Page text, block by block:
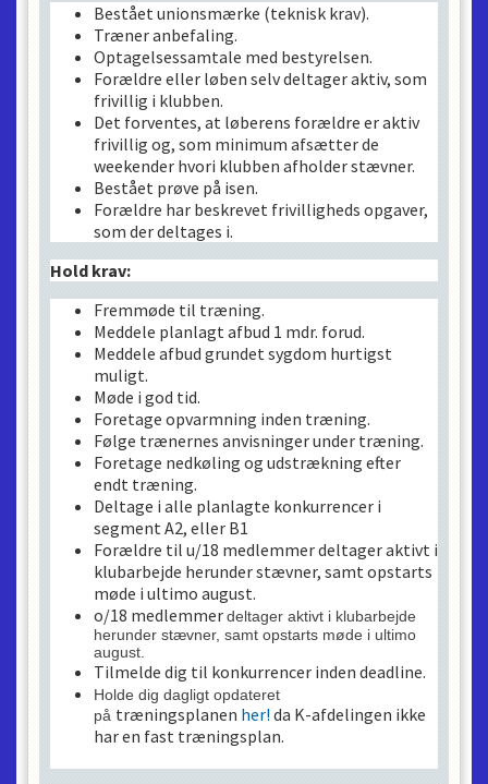
Bestået unionsmærke (teknisk krav).
Træner anbefaling.
Optagelsessamtale med bestyrelsen.
Forældre eller løben selv deltager aktiv, som
frivillig i klubben.
Det forventes, at løberens forældre er aktiv
frivillig og, som minimum afsætter de
weekender hvori klubben afholder stævner.
Bestået prøve på isen.
Forældre har beskrevet frivilligheds opgaver,
som der deltages i.
Hold krav:
Fremmøde til træning.
Meddele planlagt afbud 1 mdr. forud.
Meddele afbud grundet sygdom hurtigst
muligt.
Møde i god tid.
Foretage opvarmning inden træning.
Følge trænernes anvisninger under træning.
Foretage nedkøling og udstrækning efter
endt træning.
Deltage i alle planlagte konkurrencer i
segment A2, eller B1
Forældre til u/18 medlemmer deltager aktivt i
klubarbejde herunder stævner, samt opstarts
møde i ultimo august.
o/18 medlemmerdeltager aktivt i klubarbejde
herunder stævner, samt opstarts møde i ultimo
august
Tilmelde dig til konkurrencer inden deadline.
Holde dig dagligt opdateret
på træningsplanen her! da K-afdelingen ikke
har en fast træningsplan.